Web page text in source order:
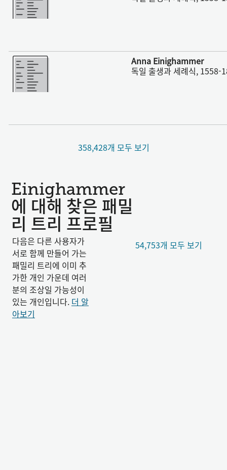
더 보기
Anna Einighammer
독일 출생과 세례식, 1558-
358,428개 모두 보기
Einighammer
에 대해 찾은 패밀
리 트리 프로필
다음은 다른 사용자가
서로 함께 만들어 가는
패밀리 트리에 이미 추
가한 개인 가운데 여러
분의 조상일 가능성이
있는 개인입니다. 더 알
아보기
54,753개 모두 보기